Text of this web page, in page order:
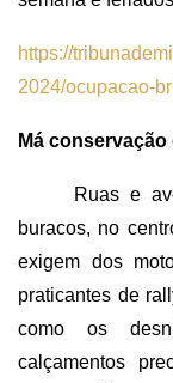
https://
2024/ocupacao-
Má
Ruas e
buracos, no
exigem dos
praticantes de
como os
calçamentos